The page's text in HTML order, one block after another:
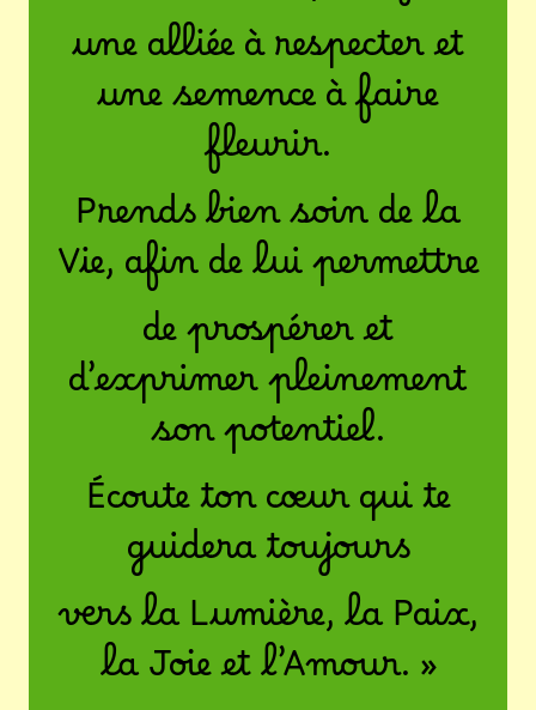
une alliée à respecter et
une semence à faire
fleurir.
Prends bien soin de la
Vie, afin de lui permettre
de prospérer et
d’exprimer pleinement
son potentiel.
Écoute ton cœur qui te
guidera toujours
vers la Lumière, la Paix,
la Joie et l’Amour. »